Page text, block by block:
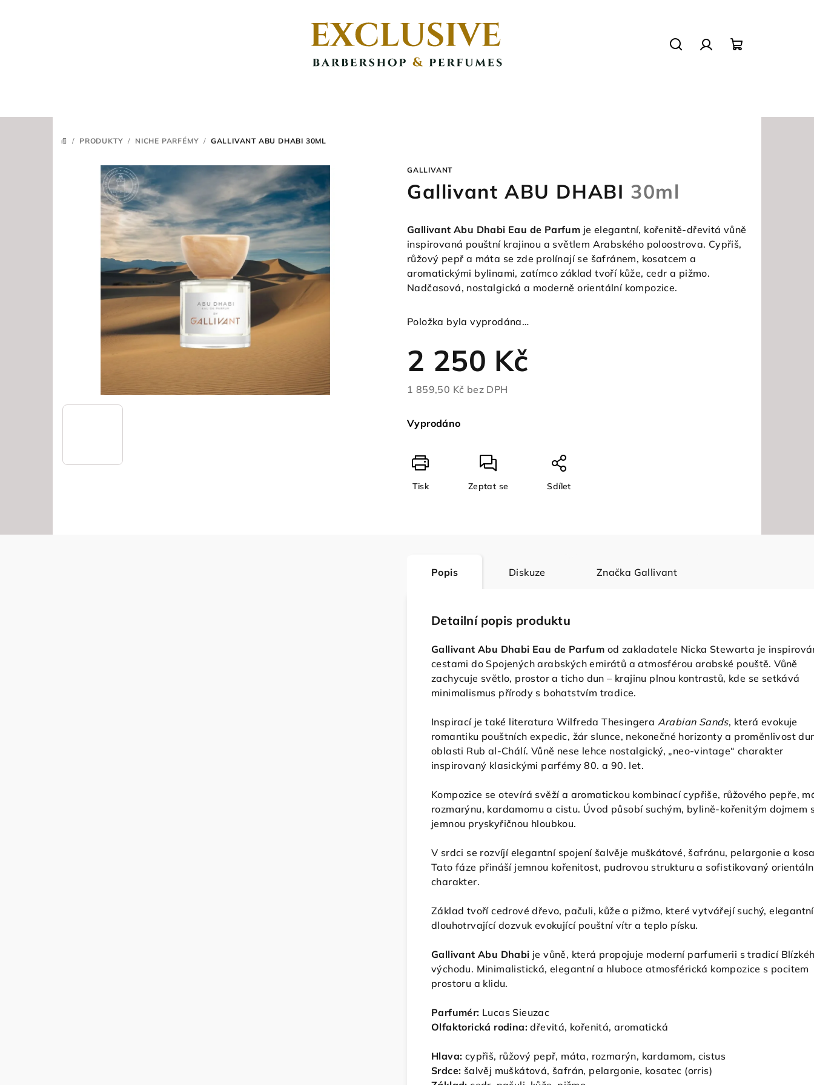
DOMŮ
/ PRODUKTY / NICHE PARFÉMY / GALLIVANT ABU DHABI 30ML
GALLIVANT
Gallivant ABU DHABI 30ml
Gallivant Abu Dhabi Eau de Parfum je elegantní, kořenitě-dřevitá vůně
inspirovaná pouštní krajinou a světlem Arabského poloostrova. Cypřiš,
růžový pepř a máta se zde prolínají se šafránem, kosatcem a
aromatickými bylinami, zatímco základ tvoří kůže, cedr a pižmo.
Nadčasová, nostalgická a moderně orientální kompozice.
Položka byla vyprodána…
2 250 Kč
1 859,50 Kč bez DPH
cena:
Vyprodáno
Tisk Zeptat se Sdílet
Popis Diskuze Značka Gallivant
Detailní popis produktu
Gallivant Abu Dhabi Eau de Parfum od zakladatele Nicka Stewarta je
cestami do Spojených arabských emirátů a atmosférou arabské pouště. Vůně
zachycuje světlo, prostor a ticho dun – krajinu plnou kontrastů, kde se setkává
minimalismus přírody s bohatstvím tradice.
Inspirací je také literatura Wilfreda Thesingera Arabian Sands, která evokuje
romantiku pouštních expedic, žár slunce, nekonečné horizonty a proměnlivost
oblasti Rub al-Chálí. Vůně nese lehce nostalgický, „neo-vintage“ charakter
inspirovaný klasickými parfémy 80. a 90. let.
Kompozice se otevírá svěží a aromatickou kombinací cypřiše, růžového pepře,
rozmarýnu, kardamomu a cistu. Úvod působí suchým, bylině-kořenitým dojmem
jemnou pryskyřičnou hloubkou.
V srdci se rozvíjí elegantní spojení šalvěje muškátové, šafránu, pelargonie a
Tato fáze přináší jemnou kořenitost, pudrovou strukturu a sofistikovaný
charakter.
Základ tvoří cedrové dřevo, pačuli, kůže a pižmo, které vytvářejí suchý,
dlouhotrvající dozvuk evokující pouštní vítr a teplo písku.
Gallivant Abu Dhabi je vůně, která propojuje moderní parfumerii s tradicí
východu. Minimalistická, elegantní a hluboce atmosférická kompozice s pocitem
prostoru a klidu.
Parfumér: Lucas Sieuzac
Olfaktorická rodina: dřevitá, kořenitá, aromatická
Hlava: cypřiš, růžový pepř, máta, rozmarýn, kardamom, cistus
Srdce: šalvěj muškátová, šafrán, pelargonie, kosatec (orris)